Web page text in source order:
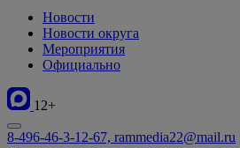
Новости
Новости округа
Мероприятия
Официально
12+
8-496-46-3-12-67, rammedia22@mail.ru